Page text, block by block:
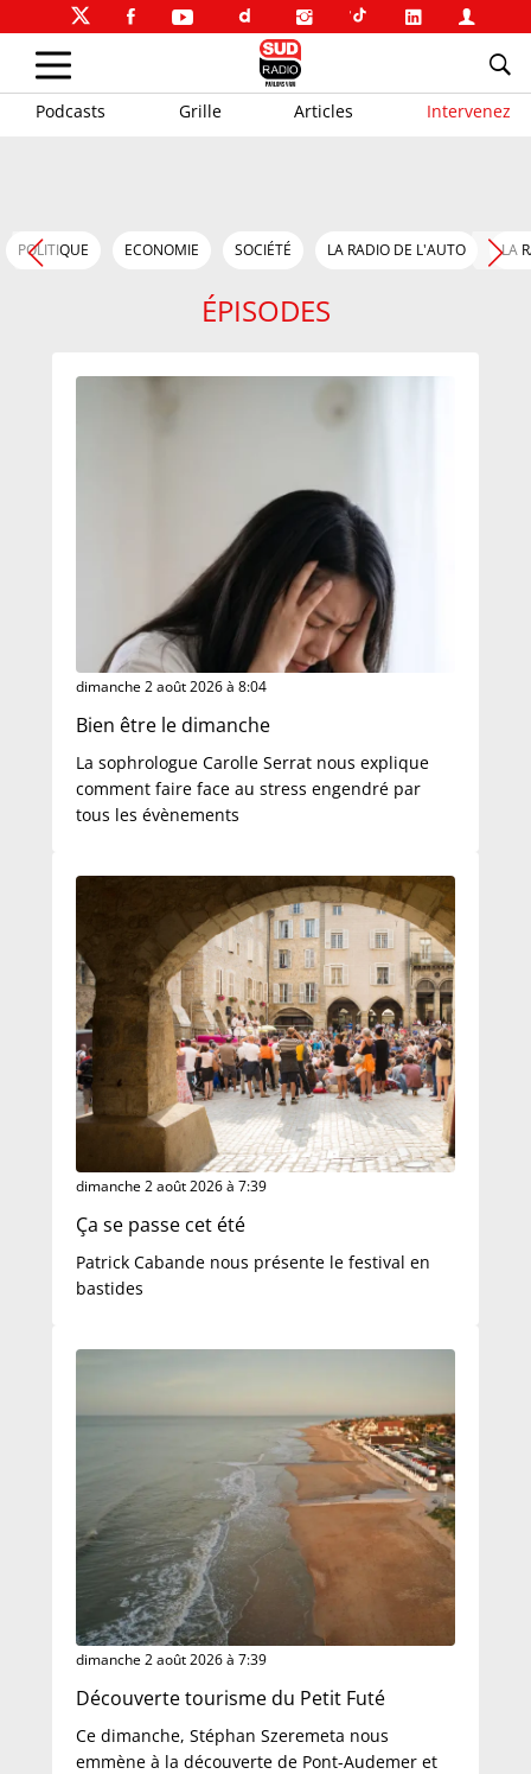
Podcasts Grille Articles Intervenez
POLITIQUE ECONOMIE SOCIÉTÉ LA RADIO DE L'AUTO LA
ÉPISODES
dimanche 2 août 2026 à 8:04
Bien être le dimanche
La sophrologue Carolle Serrat nous explique
comment faire face au stress engendré par
tous les évènements
dimanche 2 août 2026 à 7:39
Ça se passe cet été
Patrick Cabande nous présente le festival en
bastides
dimanche 2 août 2026 à 7:39
Découverte tourisme du Petit Futé
Ce dimanche, Stéphan Szeremeta nous
emmène à la découverte de Pont-Audemer et